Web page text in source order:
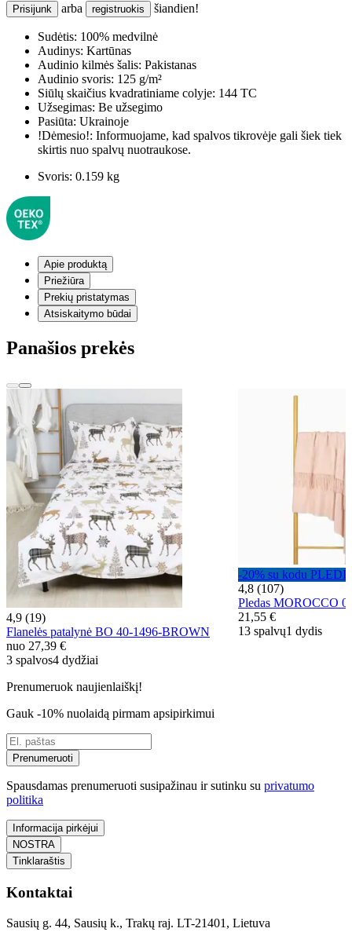
Prisijunk arba registruokis šiandien!
Sudėtis: 100% medvilnė
Audinys: Kartūnas
Audinio kilmės šalis: Pakistanas
Audinio svoris: 125 g/m²
Siūlų skaičius kvadratiniame colyje: 144 TC
Užsegimas: Be užsegimo
Pasiūta: Ukrainoje
!Dėmesio!: Informuojame, kad spalvos tikrovėje gali šiek tiek
skirtis nuo spalvų nuotraukose.
Svoris: 0.159 kg
Apie produktą
Priežiūra
Prekių pristatymas
Atsiskaitymo būdai
Panašios prekės
4,9 (19)
Flanelės patalynė BO 40-1496-BROWN
nuo 27,39 €
3 spalvos4 dydžiai
-20% su kodu
4,8 (107)
Pledas MOROCCO
21,55 €
13 spalvų1 dydis
Prenumeruok naujienlaiškį!
Gauk -10% nuolaidą pirmam apsipirkimui
Prenumeruoti
Spausdamas prenumeruoti susipažinau ir sutinku su privatumo
politika
Informacija pirkėjui
NOSTRA
Tinklaraštis
Kontaktai
Sausių g. 44, Sausių k., Trakų raj. LT-21401, Lietuva